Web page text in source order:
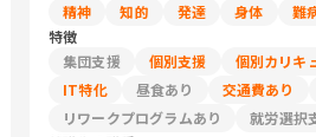
精神
知的 発達 身体
難
特徴
集団支援
個別支援 個別カリキ
IT特化
昼食あり 交通費あり
リワークプログラムあり
就労選択